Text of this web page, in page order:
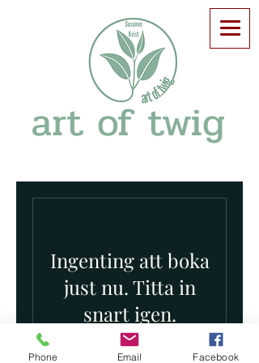
art of twig
Ingenting att boka
just nu. Titta in
snart igen.
Phone Email Facebook